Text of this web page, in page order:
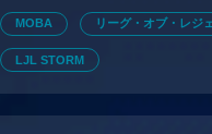
応じてチャンピオンシップポ
MOBA リーグ・オブ・レジ
LJL STORM